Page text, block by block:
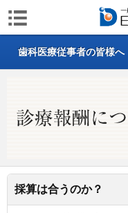
歯科医療従事者の皆様へ
採算は合うのか？